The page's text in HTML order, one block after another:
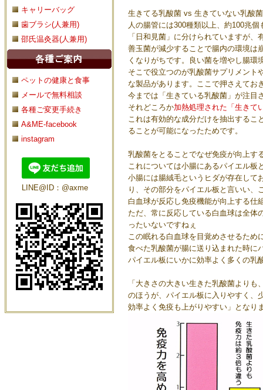
キャリーバッグ
歯ブラシ(人兼用)
邵氏温灸器(人兼用)
ペットの健康と食事
メールで無料相談
各種ご変更手続き
A&ME-facebook
instagram
LINE@ID：@axme
生きてる乳酸菌 vs 生きていない乳酸菌
人の腸管には300種類以上、約100兆
「日和見菌」に分けられていますが
善玉菌が減少することで腸内の環境は
くなりがちです。良い菌を増やし腸
そこで役立つのが乳酸菌サプリメント
な製品があります。ここで押さえてお
今までは「生きている乳酸菌」が注目
それどころか加熱処理された「生きて
これは有効的な成分だけを抽出する
ることが可能になったためです。
乳酸菌をとることでなぜ免疫が向上す
これについては小腸にあるパイエル
小腸には腸絨毛というヒダが存在して
り、その部分をパイエル板と言いい、
白血球が反応し免疫機能が向上する仕
ただ、常に反応している白血球は全体
ったいないですねぇ
この眠れる白血球を目覚めさせるため
食べた乳酸菌が腸に送り込まれた時に
パイエル板にいかに効率よく多くの乳
「大きさの大きい生きた乳酸菌より
のほうが、パイエル板に入りやすく、
効率よく免疫も上がりやすい」となり